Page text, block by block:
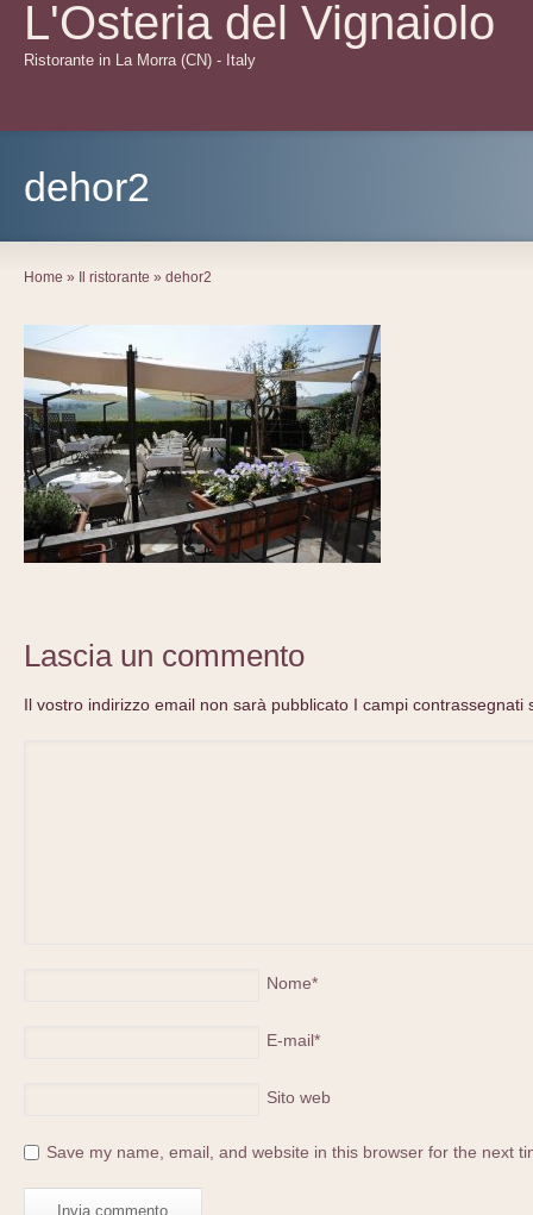
L'Osteria del Vignaiolo
Ristorante in La Morra (CN) - Italy
dehor2
Home » Il ristorante » dehor2
Lascia un commento
Il vostro indirizzo email non sarà pubblicato I campi contrassegnati
Nome*
E-mail*
Sito web
Save my name, email, and website in this browser for the next